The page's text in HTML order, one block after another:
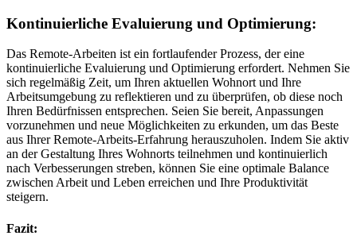
Kontinuierliche Evaluierung und Optimierung:
Das Remote-Arbeiten ist ein fortlaufender Prozess, der eine
kontinuierliche Evaluierung und Optimierung erfordert. Nehmen Sie
sich regelmäßig Zeit, um Ihren aktuellen Wohnort und Ihre
Arbeitsumgebung zu reflektieren und zu überprüfen, ob diese noch
Ihren Bedürfnissen entsprechen. Seien Sie bereit, Anpassungen
vorzunehmen und neue Möglichkeiten zu erkunden, um das Beste
aus Ihrer Remote-Arbeits-Erfahrung herauszuholen. Indem Sie aktiv
an der Gestaltung Ihres Wohnorts teilnehmen und kontinuierlich
nach Verbesserungen streben, können Sie eine optimale Balance
zwischen Arbeit und Leben erreichen und Ihre Produktivität
steigern.
Fazit: